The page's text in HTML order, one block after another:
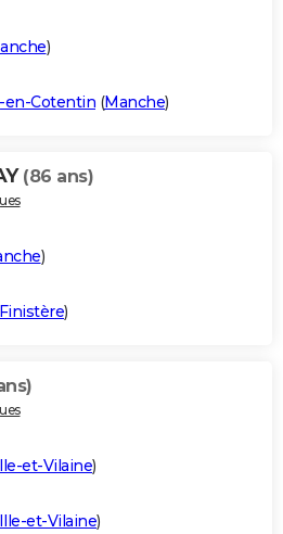
)
en-Cotentin (Manche)
(86 ans)
)
)
et-Vilaine)
et-Vilaine)